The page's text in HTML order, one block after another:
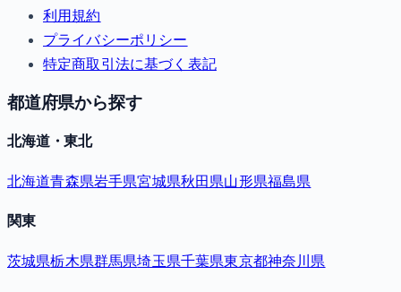
利用規約
プライバシーポリシー
特定商取引法に基づく表記
都道府県から探す
北海道・東北
北海道青森県岩手県宮城県秋田県山形県福島県
関東
茨城県栃木県群馬県埼玉県千葉県東京都神奈川県